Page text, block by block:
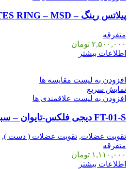
پیلاتس رینگ – PILATES RING – MSD
متفرقه
۲,۵۰۰,۰۰۰ تومان
اطلاعات بیشتر
افزودن به لیست مقایسه ها
نمایش سریع
افزودن به لیست علاقمندی ها
FT-01-S دیجی فلکس-تایوان – سبز
تقویت عضلات, تقویت عضلات ( دست ),
متفرقه
۱,۱۱۰,۰۰۰ تومان
اطلاعات بیشتر